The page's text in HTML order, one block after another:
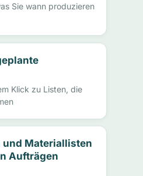
Sie wann produzieren
Klick zu Listen, die
Materiallisten
Aufträgen